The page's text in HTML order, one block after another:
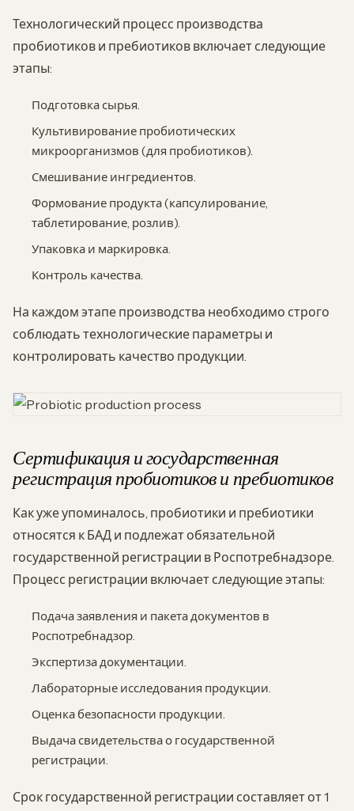
Технологический процесс производства
пробиотиков и пребиотиков включает следующие
этапы:
Подготовка сырья.
Культивирование пробиотических
микроорганизмов (для пробиотиков).
Смешивание ингредиентов.
Формование продукта (капсулирование,
таблетирование, розлив).
Упаковка и маркировка.
Контроль качества.
На каждом этапе производства необходимо строго
соблюдать технологические параметры и
контролировать качество продукции.
Сертификация и государственная
регистрация пробиотиков и пребиотиков
Как уже упоминалось, пробиотики и пребиотики
относятся к БАД и подлежат обязательной
государственной регистрации в Роспотребнадзоре.
Процесс регистрации включает следующие этапы:
Подача заявления и пакета документов в
Роспотребнадзор.
Экспертиза документации.
Лабораторные исследования продукции.
Оценка безопасности продукции.
Выдача свидетельства о государственной
регистрации.
Срок государственной регистрации составляет от 1